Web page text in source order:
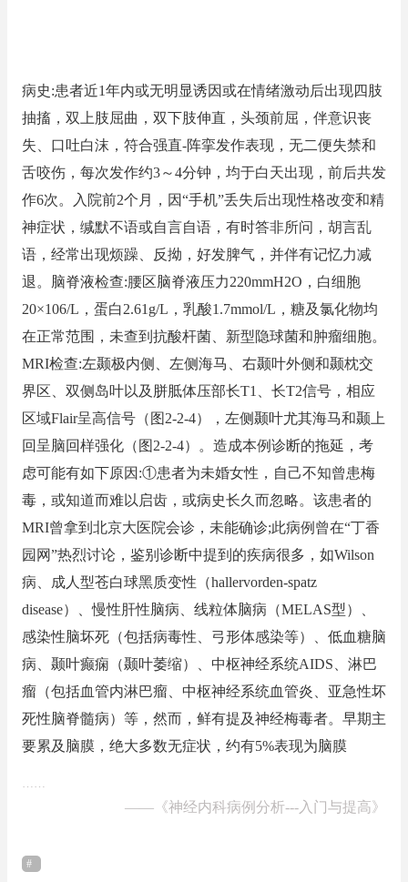
病史:患者近1年内或无明显诱因或在情绪激动后出现四肢
抽搐，双上肢屈曲，双下肢伸直，头颈前屈，伴意识丧
失、口吐白沫，符合强直-阵挛发作表现，无二便失禁和
舌咬伤，每次发作约3～4分钟，均于白天出现，前后共发
作6次。入院前2个月，因“手机”丢失后出现性格改变和精
神症状，缄默不语或自言自语，有时答非所问，胡言乱
语，经常出现烦躁、反拗，好发脾气，并伴有记忆力减
退。脑脊液检查:腰区脑脊液压力220mmH2O，白细胞
20×106/L，蛋白2.61g/L，乳酸1.7mmol/L，糖及氯化物均
在正常范围，未查到抗酸杆菌、新型隐球菌和肿瘤细胞。
MRI检查:左颞极内侧、左侧海马、右颞叶外侧和颞枕交
界区、双侧岛叶以及胼胝体压部长T1、长T2信号，相应
区域Flair呈高信号（图2-2-4），左侧颞叶尤其海马和颞上
回呈脑回样强化（图2-2-4）。造成本例诊断的拖延，考
虑可能有如下原因:①患者为未婚女性，自己不知曾患梅
毒，或知道而难以启齿，或病史长久而忽略。该患者的
MRI曾拿到北京大医院会诊，未能确诊;此病例曾在“丁香
园网”热烈讨论，鉴别诊断中提到的疾病很多，如Wilson
病、成人型苍白球黑质变性（hallervorden-spatz
disease）、慢性肝性脑病、线粒体脑病（MELAS型）、
感染性脑坏死（包括病毒性、弓形体感染等）、低血糖脑
病、颞叶癫痫（颞叶萎缩）、中枢神经系统AIDS、淋巴
瘤（包括血管内淋巴瘤、中枢神经系统血管炎、亚急性坏
死性脑脊髓病）等，然而，鲜有提及神经梅毒者。早期主
要累及脑膜，绝大多数无症状，约有5%表现为脑膜
……
—— 《神经内科病例分析---入门与提高》